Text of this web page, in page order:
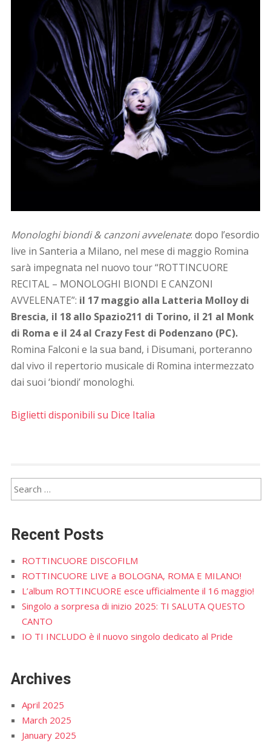
Monologhi biondi & canzoni avvelenate: dopo l’esordio
live in Santeria a Milano, nel mese di maggio Romina
sarà impegnata nel nuovo tour “ROTTINCUORE
RECITAL – MONOLOGHI BIONDI E CANZONI
AVVELENATE”: il 17 maggio alla Latteria Molloy di
Brescia, il 18 allo Spazio211 di Torino, il 21 al Monk
di Roma e il 24 al Crazy Fest di Podenzano (PC).
Romina Falconi e la sua band, i Disumani, porteranno
dal vivo il repertorio musicale di Romina intermezzato
dai suoi ‘biondi’ monologhi.
Biglietti disponibili su Dice Italia
Recent Posts
ROTTINCUORE DISCOFILM
ROTTINCUORE LIVE a BOLOGNA, ROMA E MILANO!
L’album ROTTINCUORE esce ufficialmente il 16 maggio!
Singolo a sorpresa di inizio 2025: TI SALUTA QUESTO
CANTO
IO TI INCLUDO è il nuovo singolo dedicato al Pride
Archives
April 2025
March 2025
January 2025